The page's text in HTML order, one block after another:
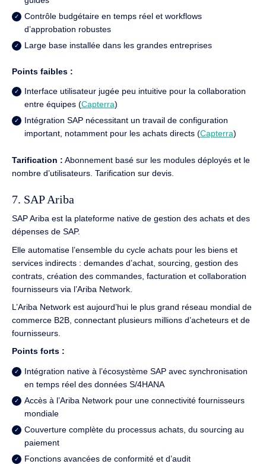
Contrôle budgétaire en temps réel et workflows
d’approbation robustes
Large base installée dans les grandes entreprises
Points faibles :
Interface utilisateur jugée peu intuitive pour la collaboration
entre équipes (Capterra)
Intégration SAP nécessitant un travail de configuration
important, notamment pour les achats directs (Capterra)
Tarification : Abonnement basé sur les modules déployés et le
nombre d’utilisateurs. Tarification sur devis.
7. SAP Ariba
SAP Ariba est la plateforme native de gestion des achats et des
dépenses de SAP.
Elle automatise l’ensemble du cycle achats pour les biens et
services indirects : demandes d’achat, sourcing, gestion des
contrats, création des commandes, facturation et collaboration
fournisseurs via l’Ariba Network.
L’Ariba Network est aujourd’hui le plus grand réseau mondial de
commerce B2B, connectant plusieurs millions d’acheteurs et de
fournisseurs.
Points forts :
Intégration native à l’écosystème SAP avec synchronisation
en temps réel des données S/4HANA
Accès à l’Ariba Network pour une connectivité fournisseurs
mondiale
Couverture complète du processus achats, du sourcing au
paiement
Fonctions avancées de conformité et d’audit